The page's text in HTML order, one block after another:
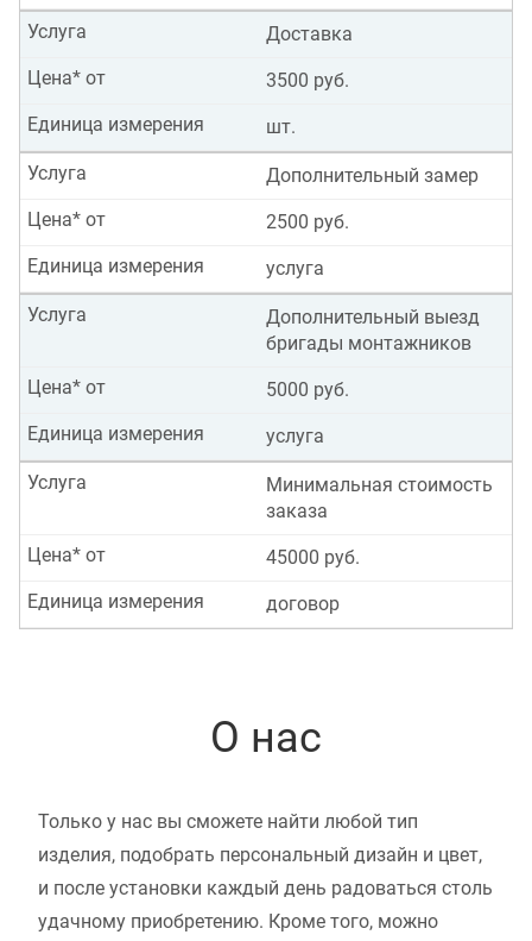
Доставка
Услуга
3500 руб.
Цена* от
шт.
Единица измерения
Дополнительный замер
Услуга
2500 руб.
Цена* от
услуга
Единица измерения
Дополнительный выезд
бригады монтажников
Услуга
5000 руб.
Цена* от
услуга
Единица измерения
Минимальная стоимость
заказа
Услуга
45000 руб.
Цена* от
договор
Единица измерения
О нас
Только у нас вы сможете найти любой тип
изделия, подобрать персональный дизайн и цвет,
и после установки каждый день радоваться столь
удачному приобретению. Кроме того, можно